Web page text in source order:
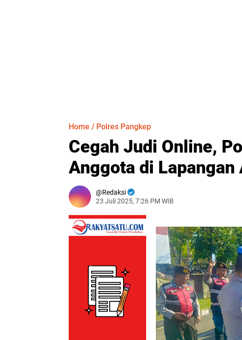
Home / Polres Pangkep
Cegah Judi Online,
Anggota di Lapangan
Redaksi
23 Juli 2025, 7:26 PM WIB